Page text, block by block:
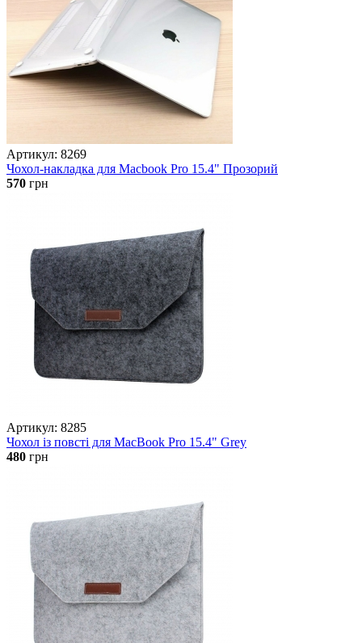
Артикул: 8269
Чохол-накладка для Macbook Pro 15.4" Прозорий
570 грн
Артикул: 8285
Чохол із повсті для MacBook Pro 15.4" Grey
480 грн